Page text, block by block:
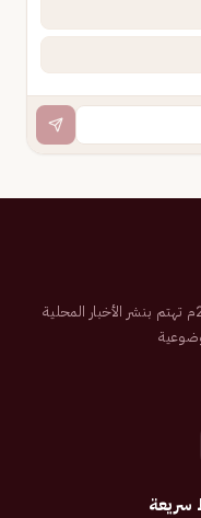
صحيفة إلكترونية سعودية تم تأسيسها عام 2007م تهتم بنشر الأخبار المحلية
سريعة